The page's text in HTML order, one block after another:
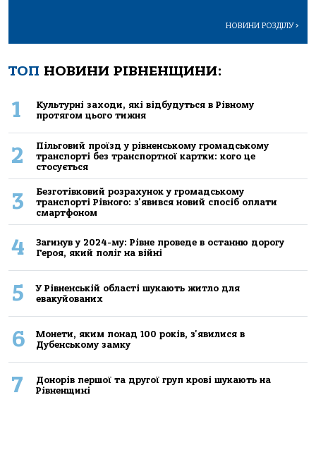
НОВИНИ РОЗДІЛУ>
ТОП НОВИНИ РІВНЕНЩИНИ:
1
Культурні заходи, які відбудуться в Рівному
протягом цього тижня
2
Пільговий проїзд у рівненському громадському
транспорті без транспортної картки: кого це
стосується
3
Безготівковий розрахунок у громадському
транспорті Рівного: з'явився новий спосіб оплати
смартфоном
4
Загинув у 2024-му: Рівне проведе в останню дорогу
Героя, який поліг на війні
5
У Рівненській області шукають житло для
евакуйованих
6
Монети, яким понад 100 років, з'явилися в
Дубенському замку
7
Донорів першої та другої груп крові шукають на
Рівненщині